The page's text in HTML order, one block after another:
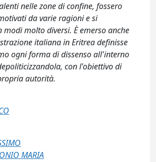
nelle zone di confine, fossero
da varie ragioni e si
modi molto diversi. È emerso anche
italiana in Eritrea definisse
ogni forma di dissenso all'interno
con l'obiettivo di
autorità.
MARIA